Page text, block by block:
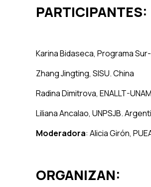
PARTICIPANTES:
Karina Bidaseca, Programa
Zhang Jingting, SISU. China
Radina Dimitrova, ENALLT-
Liliana Ancalao, UNPSJB.
Moderadora: Alicia Girón,
ORGANIZAN: